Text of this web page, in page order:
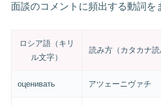
面談のコメントに頻出する動詞を
ロシア語（キリ
ル文字）
読み方（カタカナ読
оценивать アツェーニヴァチ